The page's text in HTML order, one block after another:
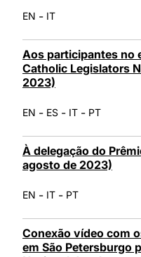
EN - IT
Aos participantes no
Catholic Legislators
2023)
EN - ES - IT - PT
À delegação do
agosto de 2023)
EN - IT - PT
Conexão vídeo com
em São Petersburgo